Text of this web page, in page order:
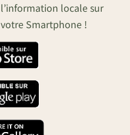
l’information locale sur
votre Smartphone !